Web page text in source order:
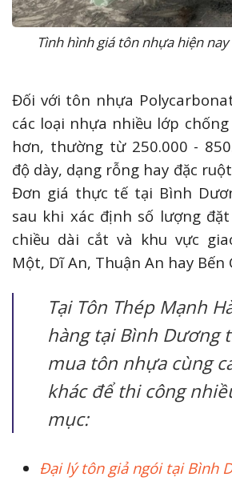
Tình hình giá tôn nhựa hiện
Đối với tôn nhựa
các loại nhựa nhiều lớp
hơn, thường từ 250.000 -
độ dày, dạng rỗng hay đặc
Đơn giá thực tế tại Bình
sau khi xác định số lượng
chiều dài cắt và khu vực
Một, Dĩ An, Thuận An hay Bến
Tại Tôn Thép Mạnh
hàng tại Bình Dương
mua tôn nhựa cùng
khác để thi công
mục:
Đại lý tôn giả ngói tại Bình